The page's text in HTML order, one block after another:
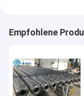
Empfohlene